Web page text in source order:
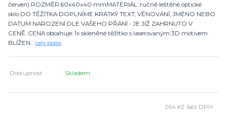
červen) ROZMĚR:60x40x40 mmMATERIÁL: ručně leštěné optické
sklo DO TĚŽÍTKA DOPLNÍME KRÁTKÝ TEXT, VĚNOVÁNÍ, JMÉNO NEBO
DATUM NAROZENÍ DLE VAŠEHO PŘÁNÍ - JE JIŽ ZAHRNUTO V
CENĚ. CENA obsahuje: 1x skleněné těžítko s laserovaným 3D motivem
BLÍŽEN... celý popis
Dostupnost Skladem
264 Kč bez DPH